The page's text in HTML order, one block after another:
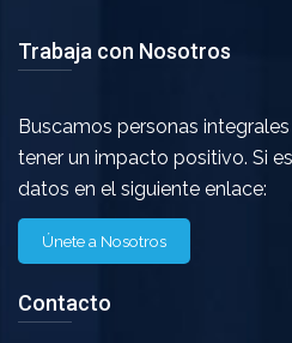
Trabaja con Nosotros
Buscamos personas
tener un impacto positivo. Si
datos en el siguiente enlace:
Únete a Nosotros
Contacto